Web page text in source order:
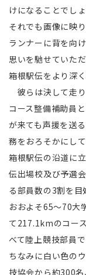
けになることでしょ
それでも画像に映
ランナーに背を向
思いを馳せていただ
箱根駅伝をより深
彼らは決して走
コース整備補助員
が来ても声援を送
務をおろそかにし
箱根駅伝の沿道に
伝出場校及び予選
る部員数の3割を目
おおよそ65～70大
て217.1kmのコー
べて陸上競技部員で
ちなみに白い色の
技協会から約300名